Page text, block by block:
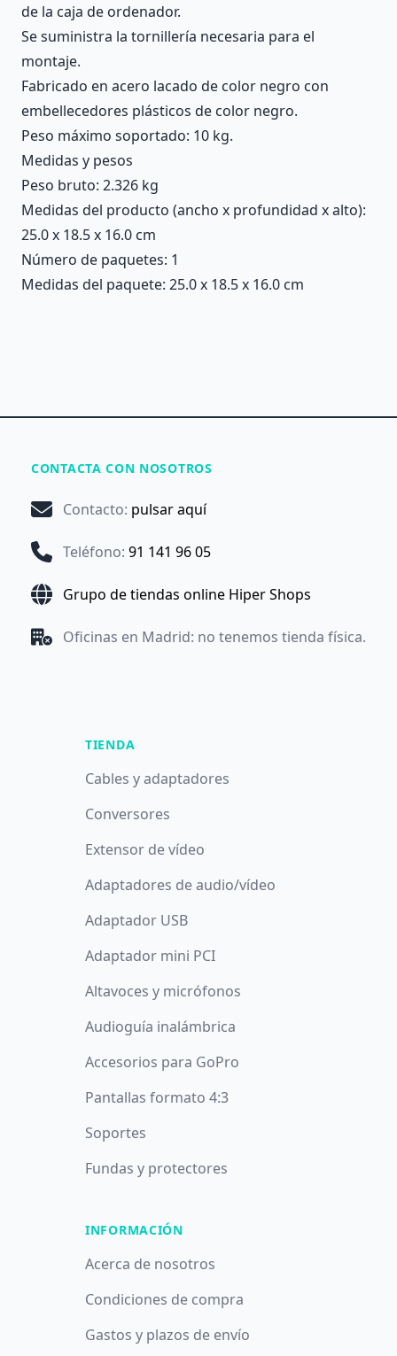
de la caja de ordenador.
Se suministra la tornillería necesaria para el
montaje.
Fabricado en acero lacado de color negro con
embellecedores plásticos de color negro.
Peso máximo soportado: 10 kg.
Medidas y pesos
Peso bruto: 2.326 kg
Medidas del producto (ancho x profundidad x alto):
25.0 x 18.5 x 16.0 cm
Número de paquetes: 1
Medidas del paquete: 25.0 x 18.5 x 16.0 cm
CONTACTA CON NOSOTROS
Contacto: pulsar aquí
Teléfono: 91 141 96 05
Grupo de tiendas online Hiper Shops
Oficinas en Madrid: no tenemos tienda física.
TIENDA
Cables y adaptadores
Conversores
Extensor de vídeo
Adaptadores de audio/vídeo
Adaptador USB
Adaptador mini PCI
Altavoces y micrófonos
Audioguía inalámbrica
Accesorios para GoPro
Pantallas formato 4:3
Soportes
Fundas y protectores
INFORMACIÓN
Acerca de nosotros
Condiciones de compra
Gastos y plazos de envío